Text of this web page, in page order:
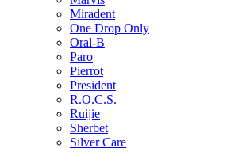
Miradent
One Drop Only
Oral-B
Paro
Pierrot
President
R.O.C.S.
Ruijie
Sherbet
Silver Care